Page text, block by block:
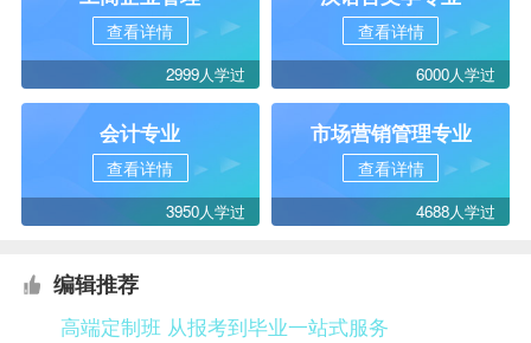
查看详情
2999人学过
查看详情
6000人学过
会计专业
查看详情
3950人学过
市场营销管理专业
查看详情
4688人学过
编辑推荐
高端定制班 从报考到毕业一站式服务